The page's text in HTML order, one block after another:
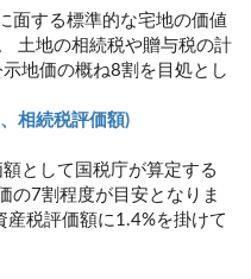
面する標準的な宅地の価値
土地の相続税や贈与税の計
地価の概ね8割を目処とし
相続税評価額)
として国税庁が算定する
の7割程度が目安となりま
税評価額に1.4%を掛けて